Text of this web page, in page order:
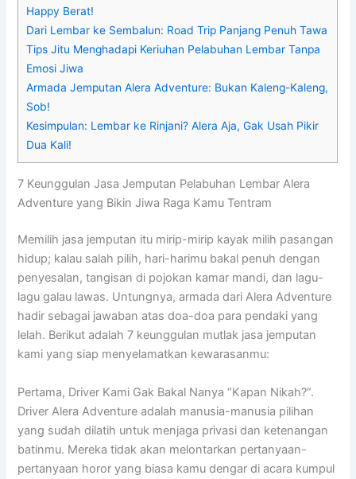
Happy Berat!
Dari Lembar ke Sembalun: Road Trip Panjang Penuh Tawa
Tips Jitu Menghadapi Keriuhan Pelabuhan Lembar Tanpa
Emosi Jiwa
Armada Jemputan Alera Adventure: Bukan Kaleng-Kaleng,
Sob!
Kesimpulan: Lembar ke Rinjani? Alera Aja, Gak Usah Pikir
Dua Kali!
7 Keunggulan Jasa Jemputan Pelabuhan Lembar Alera
Adventure yang Bikin Jiwa Raga Kamu Tentram
Memilih jasa jemputan itu mirip-mirip kayak milih pasangan
hidup; kalau salah pilih, hari-harimu bakal penuh dengan
penyesalan, tangisan di pojokan kamar mandi, dan lagu-
lagu galau lawas. Untungnya, armada dari Alera Adventure
hadir sebagai jawaban atas doa-doa para pendaki yang
lelah. Berikut adalah 7 keunggulan mutlak jasa jemputan
kami yang siap menyelamatkan kewarasanmu:
Pertama, Driver Kami Gak Bakal Nanya “Kapan Nikah?”.
Driver Alera Adventure adalah manusia-manusia pilihan
yang sudah dilatih untuk menjaga privasi dan ketenangan
batinmu. Mereka tidak akan melontarkan pertanyaan-
pertanyaan horor yang biasa kamu dengar di acara kumpul